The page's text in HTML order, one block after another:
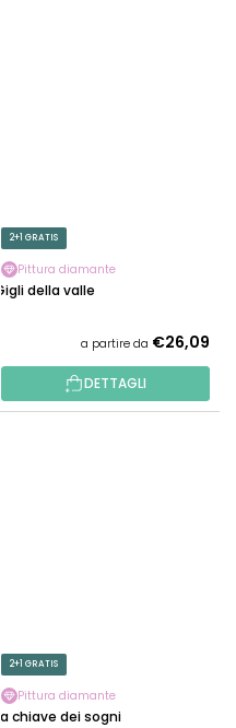
2+1 GRATIS
Pittura diamante
Gigli della valle
a partire da €26,09
DETTAGLI
2+1 GRATIS
Pittura diamante
La chiave dei sogni